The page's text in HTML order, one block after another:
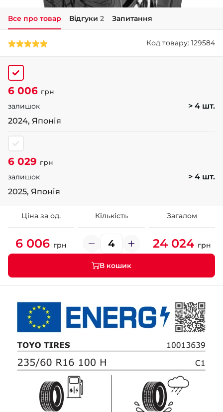
+38 (050)-911-911-2
+38 (099)-643-33-77
Все про товар Відгуки 2 Запитання
Код товару: 129584
6 006 грн
залишок
> 4 шт.
2024, Японія
6 029 грн
залишок
> 4 шт.
2025, Японія
Ціна за од. Кількість Загалом
6 006 грн 24 024 грн
В кошик